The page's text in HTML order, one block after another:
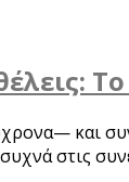
και
στις